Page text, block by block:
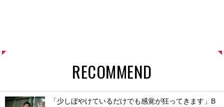
RECOMMEND
「少しぼやけているだけでも感覚が狂ってきます」B